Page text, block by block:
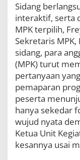
Sidang
interaktif, serta
MPK terpilih,
Sekretaris MPK,
sidang, para
(MPK) turut
pertanyaan
pemaparan
peserta
hanya sekedar
wujud nyata
Ketua Unit
kesannya usai